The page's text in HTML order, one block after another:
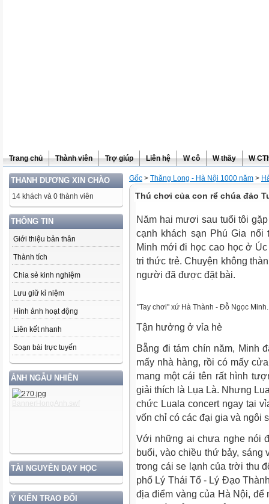
Trang chủ Thành viên Trợ giúp Liên hệ W cô W thầy W
THANH DƯƠNG XIN CHÀO
14 khách và 0 thành viên
THÔNG TIN
Giới thiệu bản thân
Thành tích
Chia sẻ kinh nghiệm
Lưu giữ kỉ niệm
Hình ảnh hoạt động
Liên kết nhanh
Soạn bài trực tuyến
ẢNH NGẪU NHIÊN
TÀI NGUYÊN DẠY HỌC
Ý KIẾN TRAO ĐỔI
Gốc > Thăng Long - Hà Nội 1000 năm >
Thú chơi của con rể chúa đảo
Năm hai mươi sau tuổi tôi
cạnh khách sạn Phú Gia
Minh mới đi học cao học ở
tri thức trẻ. Chuyện không
người đã được đặt bài.
"Tay chơi" xứ Hà Thành - Đỗ Ngọc Minh.
Tận hưởng ở vỉa hè
Bẵng đi tám chín năm, Minh
mấy nhà hàng, rồi có mấy
mang một cái tên rất hình
giải thích là Lụa Là. Nhưng
chức Luala concert ngay tại
vốn chỉ có các đại gia và ngôi
Với những ai chưa nghe nói
buổi, vào chiều thứ bảy,
trong cái se lạnh của trời thu
phố Lý Thái Tổ - Lý Đạo
địa điểm vàng của Hà Nội,